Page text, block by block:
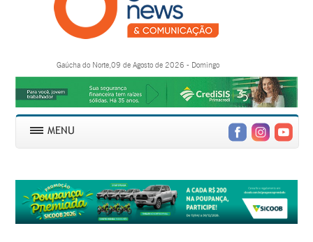
Gaúcha do Norte,09 de Agosto de 2026 - Domingo